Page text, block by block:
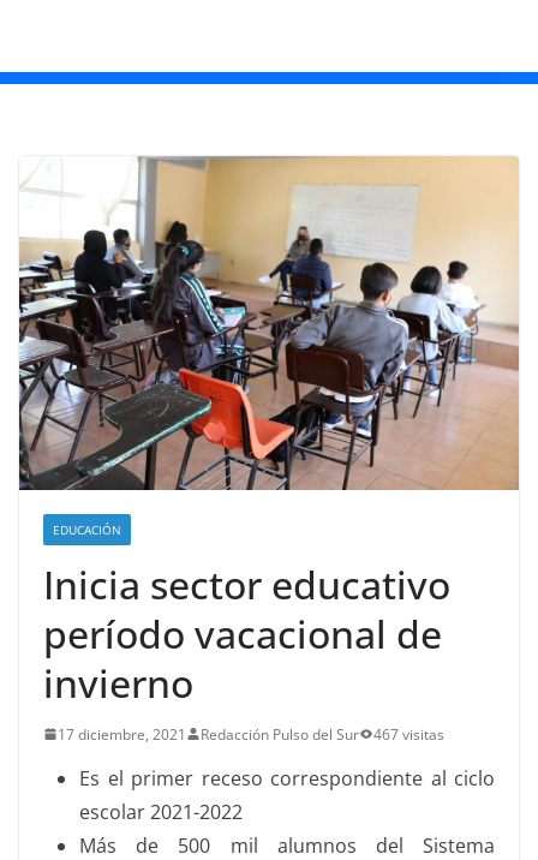
EDUCACIÓN
Inicia sector educativo
período vacacional de
invierno
17 diciembre, 2021 Redacción Pulso del Sur 467 visitas
Es el primer receso correspondiente al ciclo
escolar 2021-2022
Más de 500 mil alumnos del Sistema